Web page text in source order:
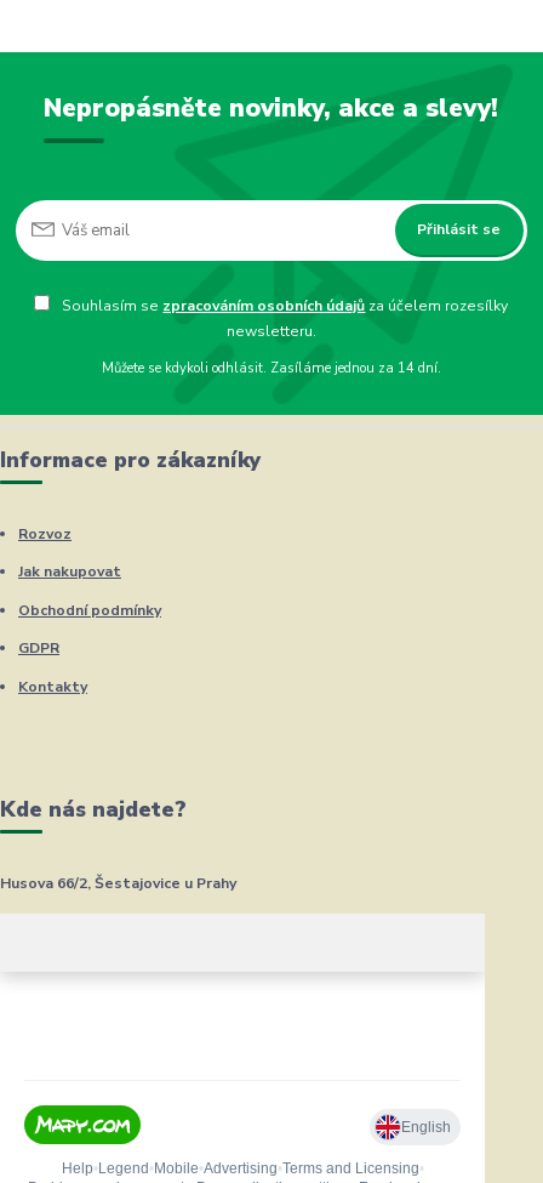
Nepropásněte novinky, akce a slevy!
Přihlásit se
Souhlasím se zpracováním osobních údajů za účelem rozesílky
newsletteru.
Můžete se kdykoli odhlásit. Zasíláme jednou za 14 dní.
Informace pro zákazníky
Rozvoz
Jak nakupovat
Obchodní podmínky
GDPR
Kontakty
Kde nás najdete?
Husova 66/2, Šestajovice u Prahy